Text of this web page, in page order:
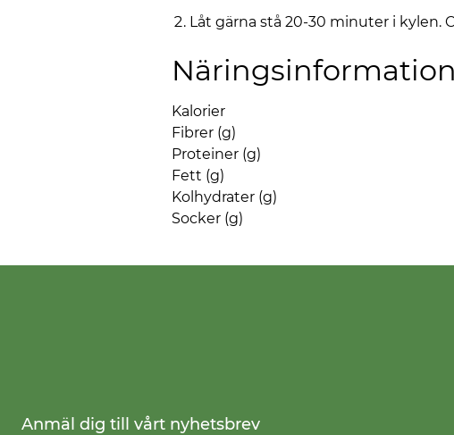
Låt gärna stå 20-30 minuter i kylen.
Näringsinformation
Kalorier
Fibrer (g)
Proteiner (g)
Fett (g)
Kolhydrater (g)
Socker (g)
Anmäl dig till vårt nyhetsbrev